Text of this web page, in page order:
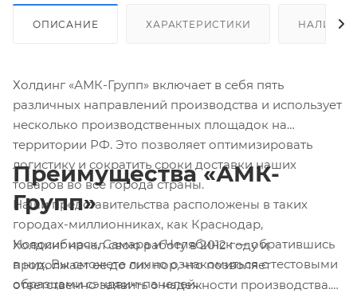
ОПИСАНИЕ ХАРАКТЕРИСТИКИ НАЛИЧИЕ
Холдинг «АМК-Групп» включает в себя пять
различных направлений производства и использует
несколько производственных площадок на
территории РФ. Это позволяет оптимизировать
логистику и сократить сроки доставки наших
товаров во все города страны.
Наши представительства расположены в таких
городах-миллионниках, как Краснодар,
Новосибирск, Самара и Челябинск — обратившись
в них, Вы сможете лично ознакомиться с тестовыми
образцами сэндвич-панелей.
Преимущества «АМК-
Групп»
Холдинг начал свою работу в 2012 году и
продолжает ее до сих пор, что позволяет
ответственно заявить о надежности производства.